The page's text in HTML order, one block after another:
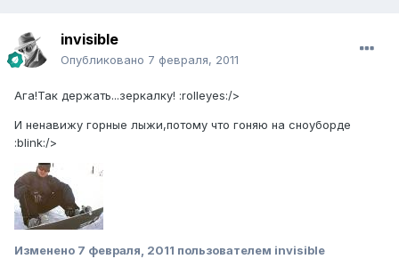
invisible
Опубликовано 7 февраля, 2011
Ага!Так держать...зеркалку! :rolleyes:/>
И ненавижу горные лыжи,потому что гоняю на сноуборде
:blink:/>
Изменено 7 февраля, 2011 пользователем invisible